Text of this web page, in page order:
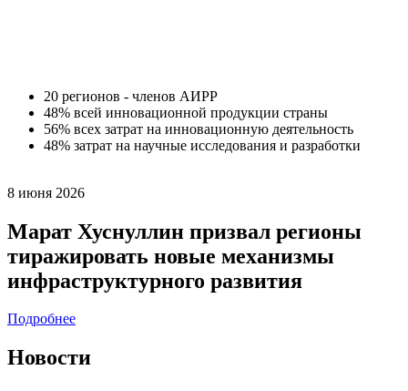
20 регионов - членов АИРР
48% всей инновационной продукции страны
56% всех затрат на инновационную деятельность
48% затрат на научные исследования и разработки
8 июня 2026
Марат Хуснуллин призвал регионы
тиражировать новые механизмы
инфраструктурного развития
Подробнее
Новости